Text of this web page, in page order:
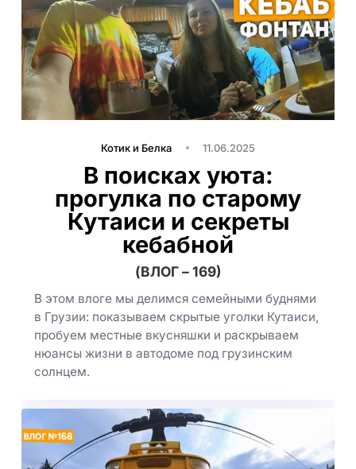
Котик и Белка 11.06.2025
В поисках уюта:
прогулка по старому
Кутаиси и секреты
кебабной
(ВЛОГ – 169)
В этом влоге мы делимся семейными буднями
в Грузии: показываем скрытые уголки Кутаиси,
пробуем местные вкусняшки и раскрываем
нюансы жизни в автодоме под грузинским
солнцем.